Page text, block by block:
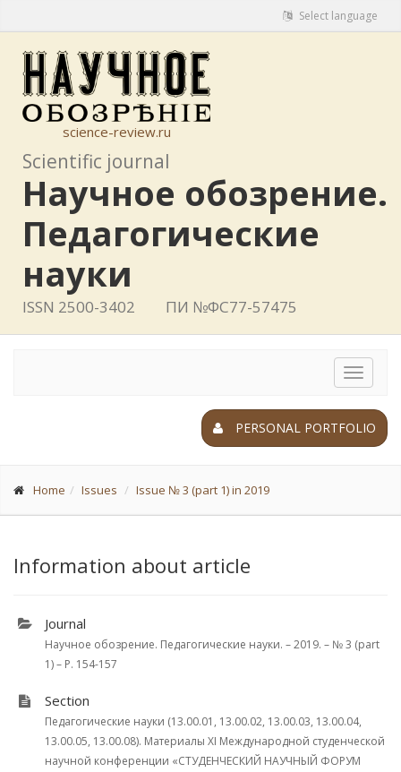
Select language
science-review.ru
Scientific journal
Научное обозрение.
Педагогические
науки
ISSN 2500-3402 ПИ №ФС77-57475
Toggle
PERSONAL PORTFOLIO
Home Issues Issue № 3 (part 1) in 2019
Information about article
Journal
Научное обозрение. Педагогические науки. – 2019. – № 3 (part
1) – P. 154-157
Section
Педагогические науки (13.00.01, 13.00.02, 13.00.03, 13.00.04,
13.00.05, 13.00.08). Материалы XI Международной студенческой
научной конференции «СТУДЕНЧЕСКИЙ НАУЧНЫЙ ФОРУМ